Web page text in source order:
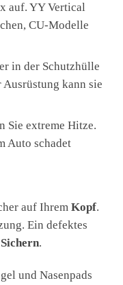
auf. YY Vertical
CU-Modelle
in der Schutzhülle
kann sie
Sie extreme Hitze.
Auto schadet
auf Ihrem Kopf.
Ein defektes
Sichern.
und Nasenpads